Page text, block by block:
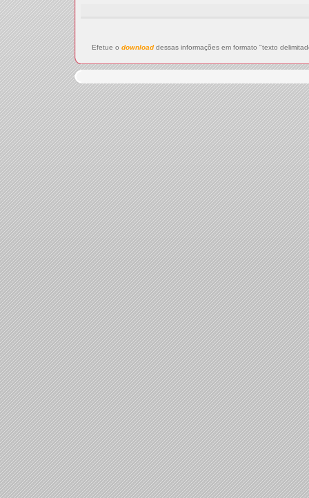
Efetue o downloaddessas informações em formato "texto